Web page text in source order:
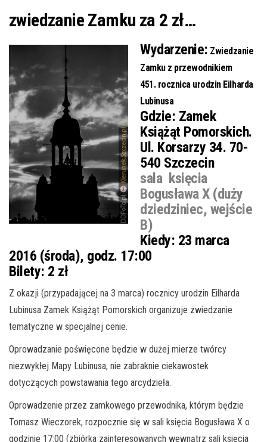
zwiedzanie Zamku za 2 zł…
Wydarzenie: Zwiedzanie
Zamku z przewodnikiem
451. rocznica urodzin Eilharda
Lubinusa
Gdzie: Zamek
Książąt Pomorskich.
Ul. Korsarzy 34. 70-
540 Szczecin
sala księcia
Bogusława X (duży
dziedziniec, wejście
B)
Kiedy: 23 marca
2016 (środa), godz. 17:00
Bilety: 2 zł
Z okazji (przypadającej na 3 marca) rocznicy urodzin Eilharda
Lubinusa Zamek Książąt Pomorskich organizuje zwiedzanie
tematyczne w specjalnej cenie.
Oprowadzanie poświęcone będzie w dużej mierze twórcy
niezwykłej Mapy Lubinusa, nie zabraknie ciekawostek
dotyczących powstawania tego arcydzieła.
Oprowadzenie przez zamkowego przewodnika, którym będzie
Tomasz Wieczorek, rozpocznie się w sali księcia Bogusława X o
godzinie 17:00 (zbiórka zainteresowanych wewnątrz sali księcia